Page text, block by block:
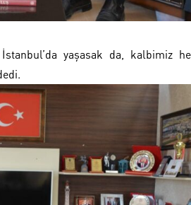
yaşasak da, kalbimiz